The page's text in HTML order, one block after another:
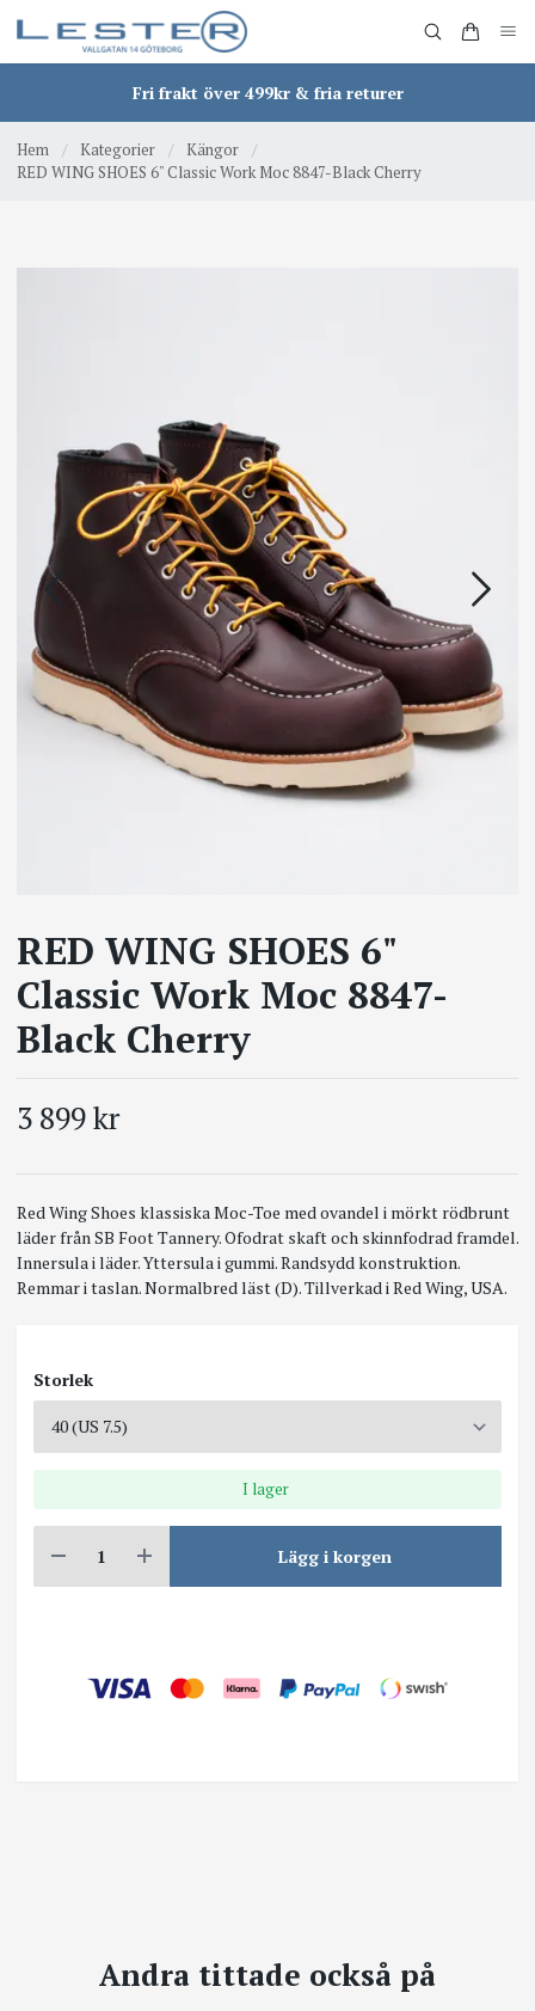
Fri frakt över 499kr & fria returer
Hem / Kategorier / Kängor
/
RED WING SHOES 6" Classic Work Moc 8847-Black Cherry
RED WING SHOES 6"
Classic Work Moc 8847-
Black Cherry
3 899 kr
Red Wing Shoes klassiska Moc-Toe med ovandel i mörkt rödbrunt
läder från SB Foot Tannery. Ofodrat skaft och skinnfodrad framdel.
Innersula i läder. Yttersula i gummi. Randsydd konstruktion.
Remmar i taslan. Normalbred läst (D). Tillverkad i Red Wing, USA.
Storlek
I lager
Lägg i korgen
Andra tittade också på